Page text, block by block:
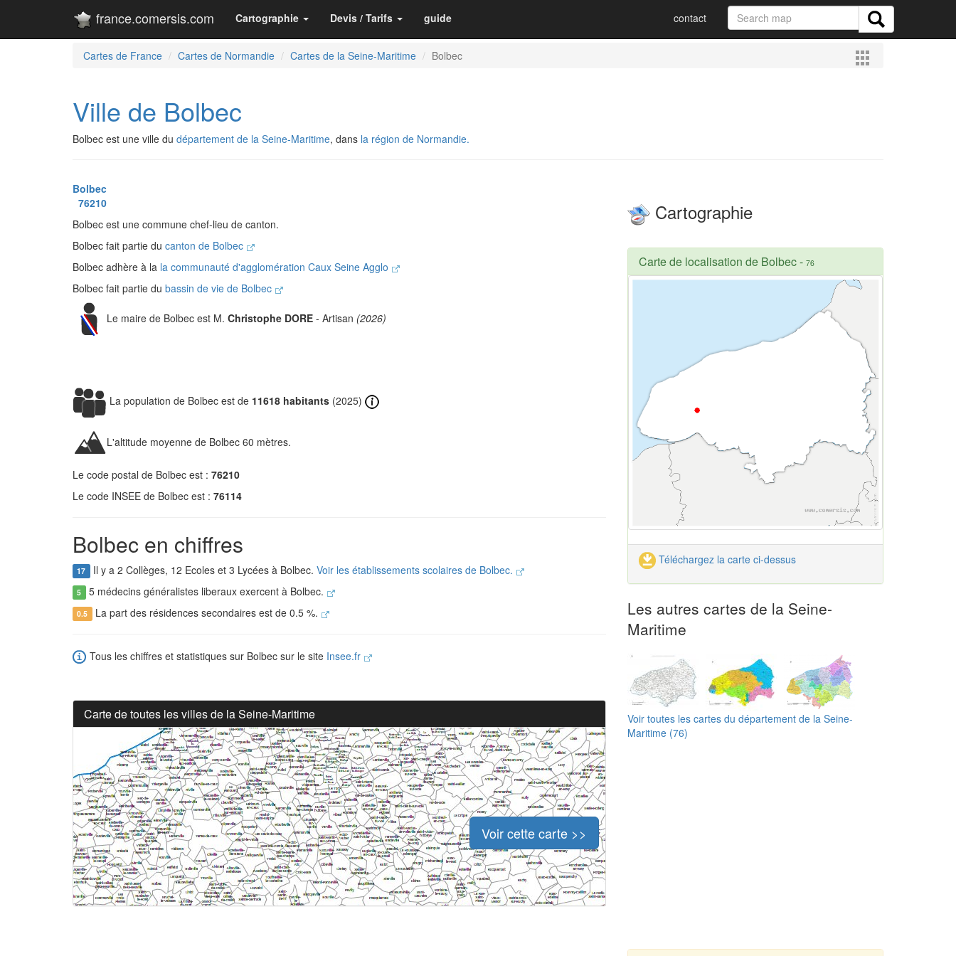
france.comersis.com Cartographie Devis / Tarifs guide contact
Cartes de France Cartes de Normandie Cartes de la Seine-Maritime Bolbec
Ville de Bolbec
Bolbec est une ville du département de la Seine-Maritime, dans la région de Normandie.
Bolbec
76210
Bolbec est une commune chef-lieu de canton.
Bolbec fait partie du canton de Bolbec
Bolbec adhère à la la communauté d'agglomération Caux Seine Agglo
Bolbec fait partie du bassin de vie de Bolbec
Le maire de Bolbec est M. Christophe DORE - Artisan (2026)
La population de Bolbec est de 11618 habitants (2025)
L'altitude moyenne de Bolbec 60 mètres.
Le code postal de Bolbec est : 76210
Le code INSEE de Bolbec est : 76114
Bolbec en chiffres
17 Il y a 2 Collèges, 12 Ecoles et 3 Lycées à Bolbec. Voir les établissements scolaires de Bolbec.
5 5 médecins généralistes liberaux exercent à Bolbec.
0.5 La part des résidences secondaires est de 0.5 %.
Tous les chiffres et statistiques sur Bolbec sur le site Insee.fr
Carte de toutes les villes de la Seine-Maritime
Voir cette carte >>
Cartographie
Carte de localisation de Bolbec- 76
Téléchargez la carte ci-dessus
Les autres cartes de la Seine-
Maritime
Voir toutes les cartes du département de la Seine-
Maritime (76)